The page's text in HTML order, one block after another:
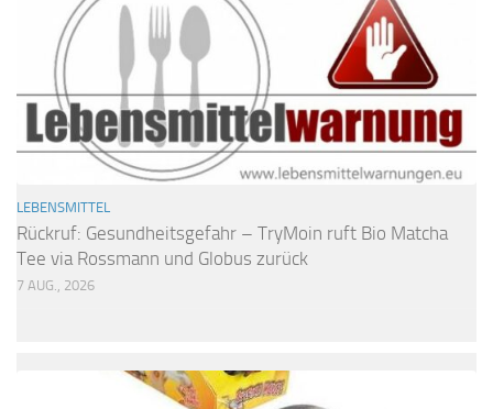
LEBENSMITTEL
Rückruf: Gesundheitsgefahr – TryMoin ruft Bio Matcha
Tee via Rossmann und Globus zurück
7 AUG., 2026